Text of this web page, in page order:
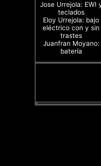
Jose Urrejola: EWI
teclados
Eloy Urrejola: bajo
eléctrico con y sin
trastes
Juanfran Moyano:
batería